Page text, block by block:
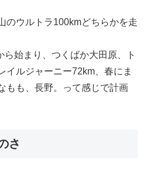
のウルトラ100kmどちらかを走
ら始まり、つくばか大田原、ト
イルジャーニー72km、春にま
もも、長野。って感じで計画
さ